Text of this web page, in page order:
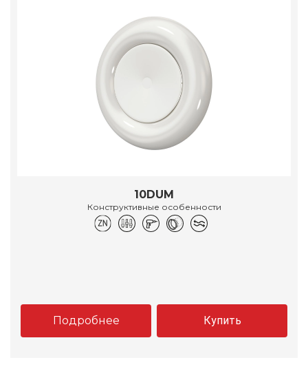
10DUM
Конструктивные особенности
Подробнее Купить